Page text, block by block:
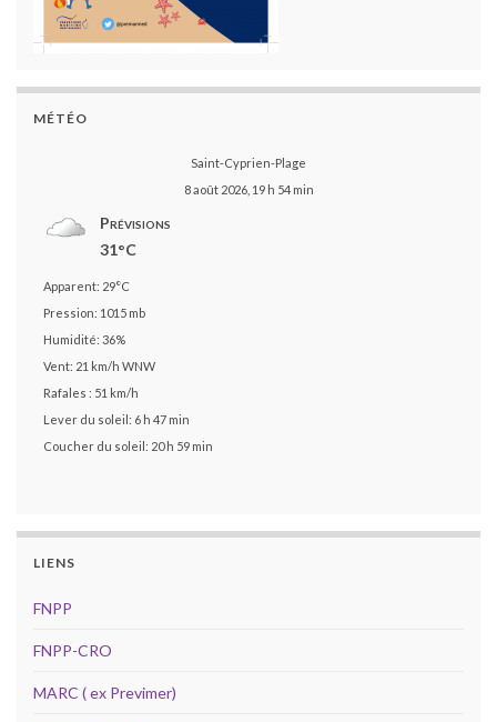
MÉTÉO
Saint-Cyprien-Plage
8 août 2026, 19 h 54 min
Prévisions
31°C
Apparent: 29°C
Pression: 1015 mb
Humidité: 36%
Vent: 21 km/h WNW
Rafales : 51 km/h
Lever du soleil: 6 h 47 min
Coucher du soleil: 20 h 59 min
LIENS
FNPP
FNPP-CRO
MARC ( ex Previmer)